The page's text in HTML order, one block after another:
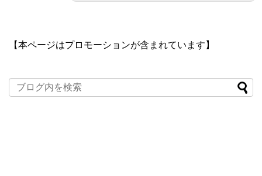
【本ページはプロモーションが含まれています】